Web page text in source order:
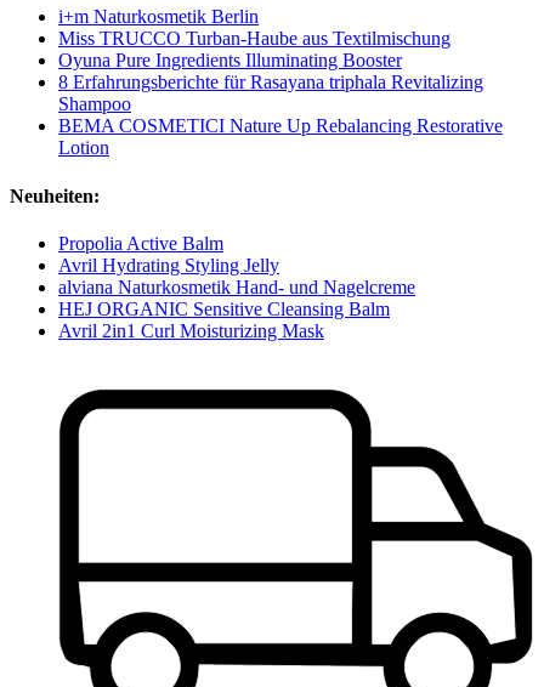
i+m Naturkosmetik Berlin
Miss TRUCCO Turban-Haube aus Textilmischung
Oyuna Pure Ingredients Illuminating Booster
8 Erfahrungsberichte für Rasayana triphala Revitalizing
Shampoo
BEMA COSMETICI Nature Up Rebalancing Restorative
Lotion
Neuheiten:
Propolia Active Balm
Avril Hydrating Styling Jelly
alviana Naturkosmetik Hand- und Nagelcreme
HEJ ORGANIC Sensitive Cleansing Balm
Avril 2in1 Curl Moisturizing Mask